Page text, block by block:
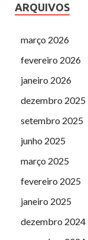
ARQUIVOS
março 2026
fevereiro 2026
janeiro 2026
dezembro 2025
setembro 2025
junho 2025
março 2025
fevereiro 2025
janeiro 2025
dezembro 2024